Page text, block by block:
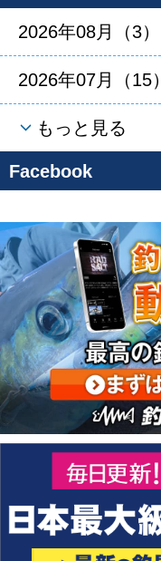
2026年08月（3）
2026年07月（15）
もっと見る
Facebook